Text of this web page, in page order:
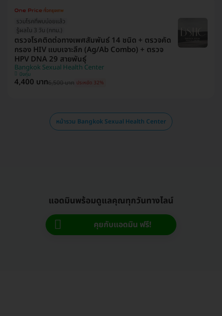
รวมโรคที่พบบ่อยแล้ว
รู้ผลใน 3 วัน (กทม.)
ตรวจโรคติดต่อทางเพศสัมพันธ์ 14 ชนิด + ตรวจคัด
กรอง HIV แบบเจาะลึก (Ag/Ab Combo) + ตรวจ
HPV DNA 29 สายพันธุ์
Bangkok Sexual Health Center
บึงกุ่ม
4,400 บาท6,500 บาท ประหยัด 32%
หน้ารวม Bangkok Sexual Health Center
แอดมินพร้อมดูแลคุณทุกวันทางไลน์
คุยกับแอดมิน ฟรี!